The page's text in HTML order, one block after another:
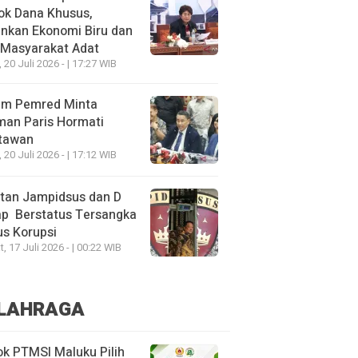
Dana Khusus,
Ekonomi Biru dan
Adat
20 Juli 2026 - | 17:27 WIB
Pemred Minta
Paris Hormati
20 Juli 2026 - | 17:12 WIB
Jampidsus dan D
Berstatus Tersangka
Korupsi
17 Juli 2026 - | 00:22 WIB
PTMSI Maluku Pilih